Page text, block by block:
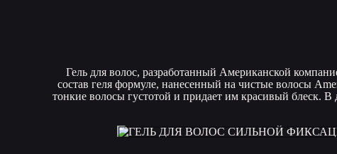
Гель для волос, разработанный Американской
состав геля формуле, нанесенный на чистые волосы
тонкие волосы густотой и придает им красивый блеск. В